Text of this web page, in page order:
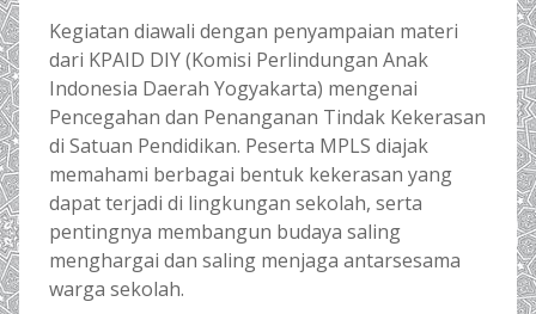
Kegiatan diawali dengan penyampaian materi
dari KPAID DIY (Komisi Perlindungan Anak
Indonesia Daerah Yogyakarta) mengenai
Pencegahan dan Penanganan Tindak Kekerasan
di Satuan Pendidikan. Peserta MPLS diajak
memahami berbagai bentuk kekerasan yang
dapat terjadi di lingkungan sekolah, serta
pentingnya membangun budaya saling
menghargai dan saling menjaga antarsesama
warga sekolah.